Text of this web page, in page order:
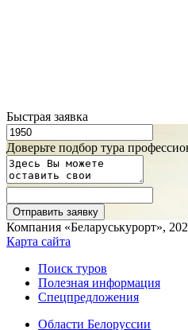
Быстрая заявка
Доверьте подбор тура
Компания «Беларуськурорт»,
Карта сайта
Поиск туров
Полезная информация
Спецпредложения
Области Белоруссии